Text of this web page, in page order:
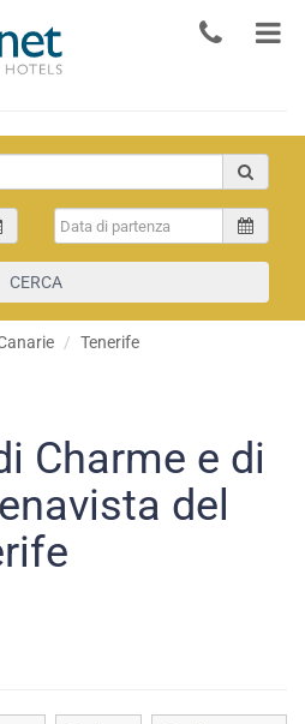
CERCA
Tenerife
Charme e di
del